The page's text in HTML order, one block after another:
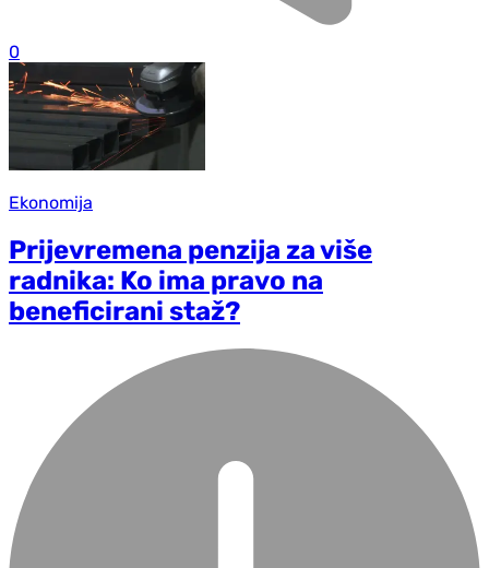
0
Ekonomija
Prijevremena penzija za više
radnika: Ko ima pravo na
beneficirani staž?